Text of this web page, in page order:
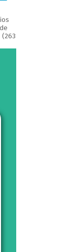
(263